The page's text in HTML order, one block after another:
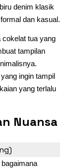
denim klasik
dan kasual.
cokelat tua yang
tampilan
ingin tampil
yang terlalu
Nuansa